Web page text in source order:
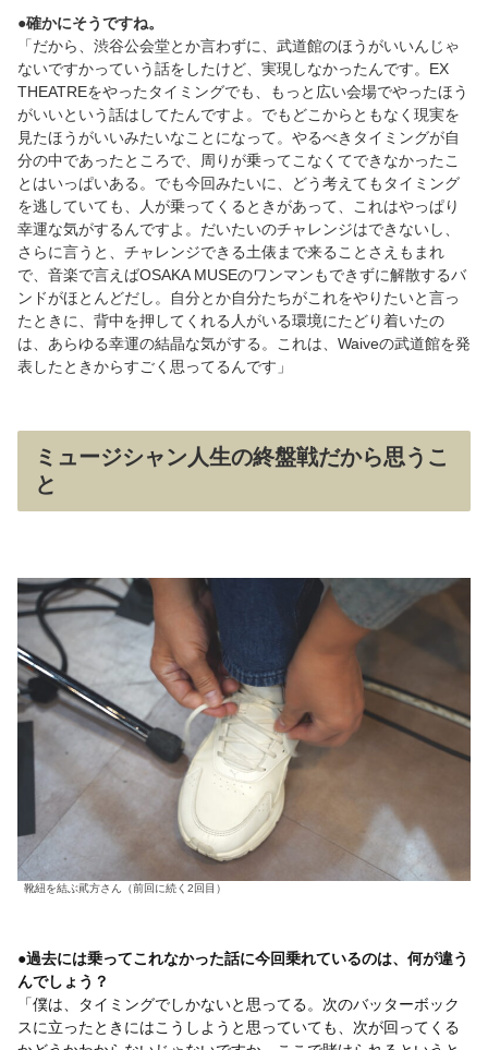
●確かにそうですね。
「だから、渋谷公会堂とか言わずに、武道館のほうがいいんじゃ
ないですかっていう話をしたけど、実現しなかったんです。EX
THEATREをやったタイミングでも、もっと広い会場でやったほう
がいいという話はしてたんですよ。でもどこからともなく現実を
見たほうがいいみたいなことになって。やるべきタイミングが自
分の中であったところで、周りが乗ってこなくてできなかったこ
とはいっぱいある。でも今回みたいに、どう考えてもタイミング
を逃していても、人が乗ってくるときがあって、これはやっぱり
幸運な気がするんですよ。だいたいのチャレンジはできないし、
さらに言うと、チャレンジできる土俵まで来ることさえもまれ
で、音楽で言えばOSAKA MUSEのワンマンもできずに解散するバ
ンドがほとんどだし。自分とか自分たちがこれをやりたいと言っ
たときに、背中を押してくれる人がいる環境にたどり着いたの
は、あらゆる幸運の結晶な気がする。これは、Waiveの武道館を発
表したときからすごく思ってるんです」
ミュージシャン人生の終盤戦だから思うこ
と
靴紐を結ぶ貮方さん（前回に続く2回目）
●過去には乗ってこれなかった話に今回乗れているのは、何が違う
んでしょう？
「僕は、タイミングでしかないと思ってる。次のバッターボック
スに立ったときにはこうしようと思っていても、次が回ってくる